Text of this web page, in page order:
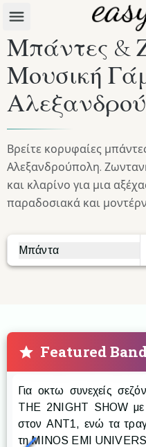
Μπάντες &
Μουσική
Βρείτε κορυφαίες
Αλεξανδρούπολη.
και κλαρίνο για μια
παραδοσιακά και
Μπάντα
Featured
Prestige The Band
Για οκτω συνεχείς
THE 2NIGHT SHOW
στον ANT1, ενώ τα
τη MINOS EMI